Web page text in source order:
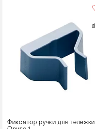
Фиксатор ручки для тележки